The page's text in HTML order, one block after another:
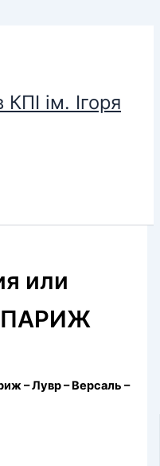
ім. Ігоря
или
ПАРИЖ
– Лувр –Версаль –